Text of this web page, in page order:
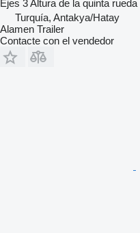
Ejes 3Altura de la quinta rueda
Turquía, Antakya/Hatay
Alamen Trailer
Contacte con el vendedor